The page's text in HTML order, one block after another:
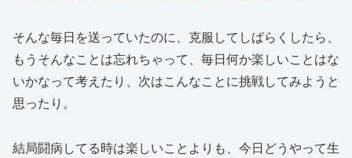
そんな毎日を送っていたのに、克服してしばらくしたら、
もうそんなことは忘れちゃって、毎日何か楽しいことはな
いかなって考えたり、次はこんなことに挑戦してみようと
思ったり。
結局闘病してる時は楽しいことよりも、今日どうやって生